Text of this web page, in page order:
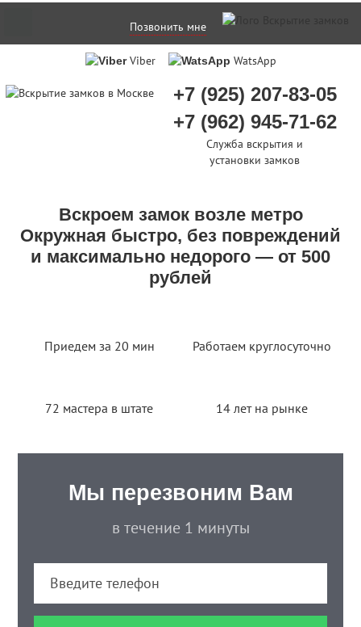
Позвонить мне
Viber WatsApp
+7 (925) 207-83-05
+7 (962) 945-71-62
Служба вскрытия и
установки замков
Вскроем замок возле метро
Окружная быстро, без повреждений
и максимально недорого — от 500
рублей
Приедем за 20 мин Работаем круглосуточно
72 мастера в штате 14 лет на рынке
Мы перезвоним Вам
в течение 1 минуты